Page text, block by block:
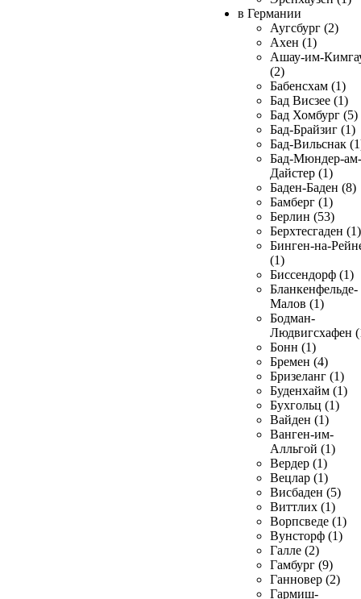
в Германии
Аугсбург (2)
Ахен (1)
Ашау-им-
(2)
Бабенсхам (1)
Бад Висзее (1)
Бад Хомбург (5)
Бад-Брайзиг (1)
Бад-Вильснак
Бад-Мюндер-ам-
Дайстер (1)
Баден-Баден (8)
Бамберг (1)
Берлин (53)
Берхтесгаден (1)
Бинген-на-
(1)
Биссендорф (1)
Бланкенфельде-
Малов (1)
Бодман-
Людвигсхафен
Бонн (1)
Бремен (4)
Бризеланг (1)
Буденхайм (1)
Бухгольц (1)
Вайден (1)
Ванген-им-
Алльгой (1)
Вердер (1)
Вецлар (1)
Висбаден (5)
Виттлих (1)
Ворпсведе (1)
Вунсторф (1)
Галле (2)
Гамбург (9)
Ганновер (2)
Гармиш-